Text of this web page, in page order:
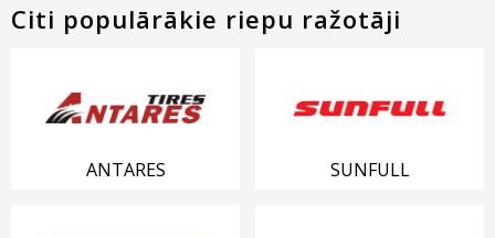
Citi populārākie riepu ražotāji
ANTARES SUNFULL